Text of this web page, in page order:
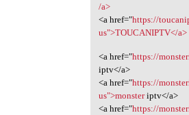
/a>
<a href="https://
us">TOUCANIPTV</a>
<a href="https://
iptv</a>
<a href="https://
us">monsteriptv</a>
<a href="https://